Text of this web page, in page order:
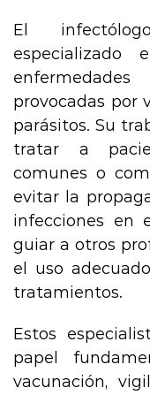
El
provocadas por
parásitos. Su
tratar a
comunes o
evitar la
infecciones en
guiar a otros
el uso
tratamientos.
Estos
papel
vacunación,